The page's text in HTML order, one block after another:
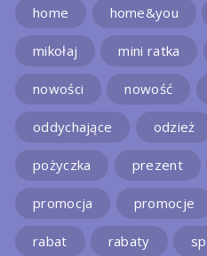
home home&you
mikołaj mini ratka
nowości nowość
oddychające odzież
pożyczka prezent
promocja promocje
rabat rabaty